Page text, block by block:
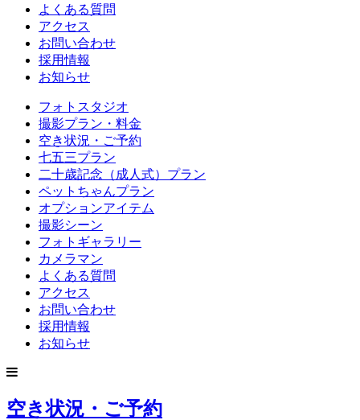
よくある質問
アクセス
お問い合わせ
採用情報
お知らせ
フォトスタジオ
撮影プラン・料金
空き状況・ご予約
七五三プラン
二十歳記念（成人式）プラン
ペットちゃんプラン
オプションアイテム
撮影シーン
フォトギャラリー
カメラマン
よくある質問
アクセス
お問い合わせ
採用情報
お知らせ
空き状況・ご予約